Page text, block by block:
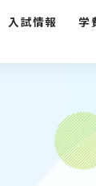
入試情報 学